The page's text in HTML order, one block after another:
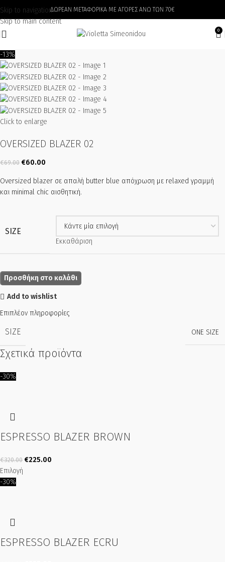
Skip to navigation
Skip to main content
ΔΩΡΕΑΝ ΜΕΤΑΦΟΡΙΚΑ ΜΕ ΑΓΟΡΕΣ ΑΝΩ ΤΩΝ 70€
0
-13%
Click to enlarge
OVERSIZED BLAZER 02
€69.00 €60.00
Oversized blazer σε απαλή butter blue απόχρωση με relaxed γραμμή
και minimal chic αισθητική.
SIZE
Εκκαθάριση
Προσθήκη στο καλάθι
Add to wishlist
Επιπλέον πληροφορίες
SIZE ONE SIZE
Σχετικά προϊόντα
-30%
ESPRESSO BLAZER BROWN
€320.00 €225.00
Επιλογή
-30%
ESPRESSO BLAZER ECRU